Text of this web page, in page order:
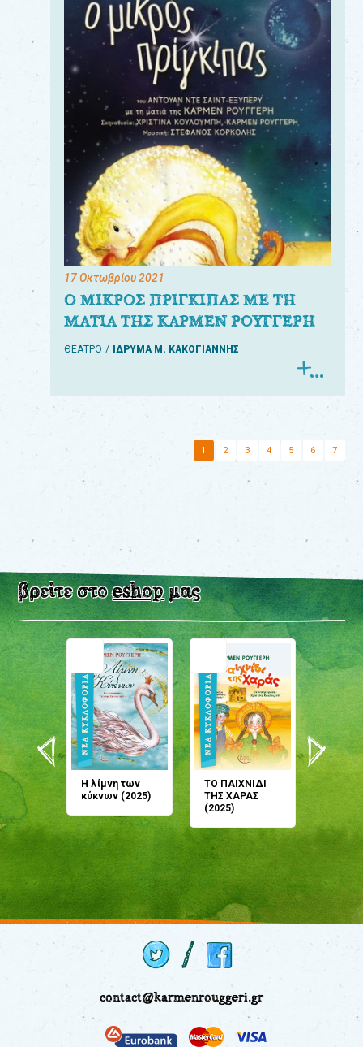
17 Οκτωβρίου 2021
Ο ΜΙΚΡΟΣ ΠΡΙΓΚΙΠΑΣ ΜΕ ΤΗ
ΜΑΤΙΑ ΤΗΣ ΚΑΡΜΕΝ ΡΟΥΓΓΕΡΗ
ΘΕΑΤΡΟ ΙΔΡΥΜΑ Μ. ΚΑΚΟΓΙΑΝΝΗΣ
1 2 3 4 5 6 7
βρείτε στοeshopμας
Η λίμνη των
κύκνων (2025)
ΤΟ ΠΑΙΧΝΙΔΙ
ΤΗΣ ΧΑΡΑΣ
(2025)
μου;
(2024)
contact@karmenrouggeri.gr